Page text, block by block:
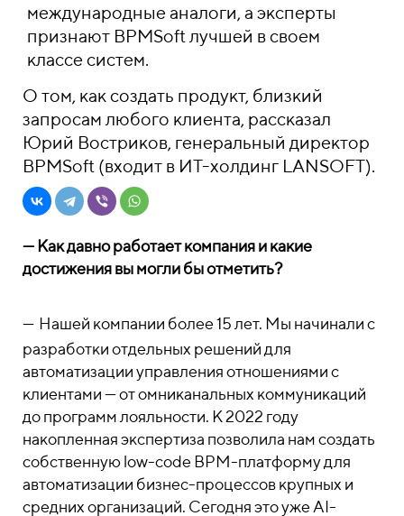
международные аналоги, а эксперты
признают BPMSoft лучшей в своем
классе систем.
О том, как создать продукт, близкий
запросам любого клиента, рассказал
Юрий Востриков, генеральный директор
BPMSoft (входит в ИТ-холдинг LANSOFT).
— Как давно работает компания и какие
достижения вы могли бы отметить?
— Нашей компании более 15 лет. Мы начинали с
разработки отдельных решений для
автоматизации управления отношениями с
клиентами — от омниканальных коммуникаций
до программ лояльности. К 2022 году
накопленная экспертиза позволила нам создать
собственную low-code BPM-платформу для
автоматизации бизнес-процессов крупных и
средних организаций. Сегодня это уже AI-